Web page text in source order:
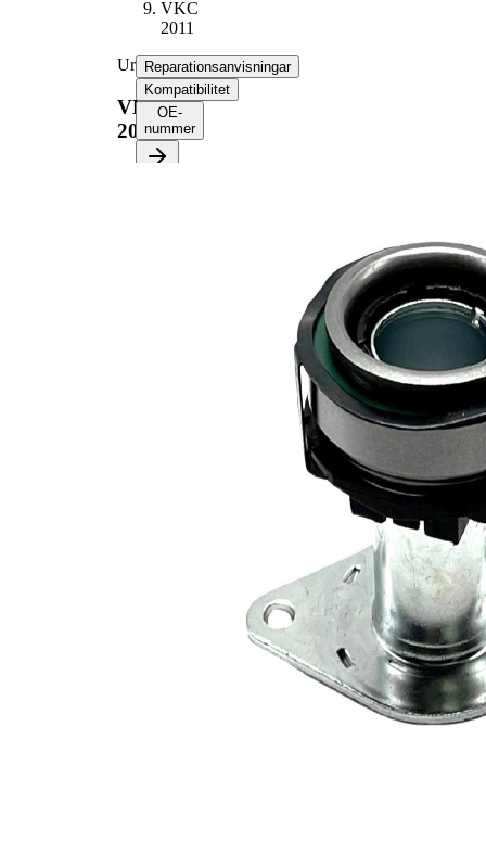
VKC
2011
Urtrampningslager
VKC
2011
Reparationsanvisningar
Kompatibilitet
OE-
nummer